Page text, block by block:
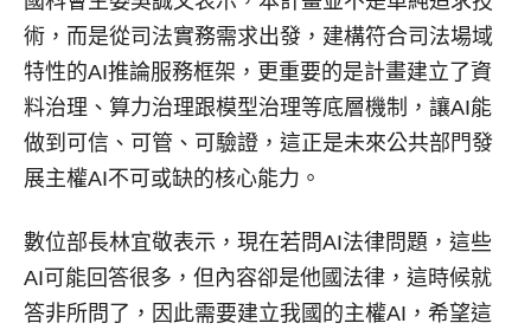
術，而是從司法實務需求出發，建構符合司法場域
特性的AI推論服務框架，更重要的是計畫建立了資
料治理、算力治理跟模型治理等底層機制，讓AI能
做到可信、可管、可驗證，這正是未來公共部門發
展主權AI不可或缺的核心能力。
數位部長林宜敬表示，現在若問AI法律問題，這些
AI可能回答很多，但內容卻是他國法律，這時候就
答非所問了，因此需要建立我國的主權AI，希望這